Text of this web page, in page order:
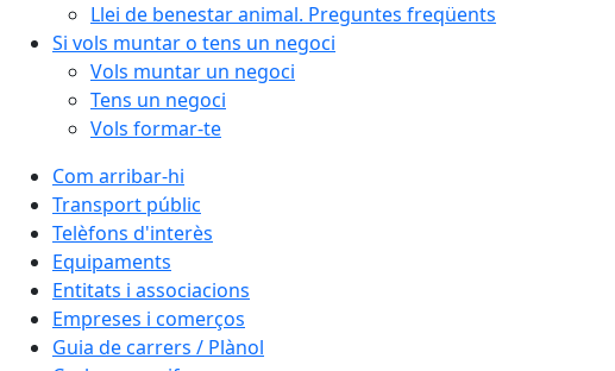
Llei de benestar animal. Preguntes freqüents
Si vols muntar o tens un negoci
Vols muntar un negoci
Tens un negoci
Vols formar-te
Com arribar-hi
Transport públic
Telèfons d'interès
Equipaments
Entitats i associacions
Empreses i comerços
Guia de carrers / Plànol